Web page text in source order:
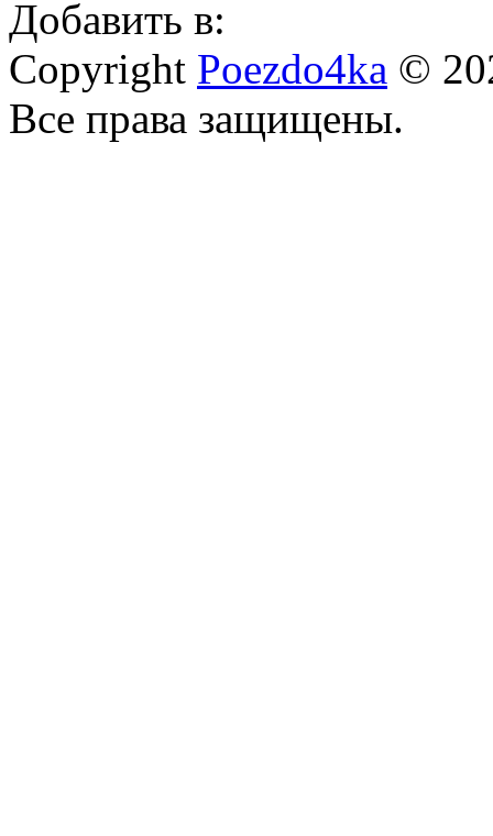
Добавить в:
Copyright Poezdo4ka ©
Все права защищены.